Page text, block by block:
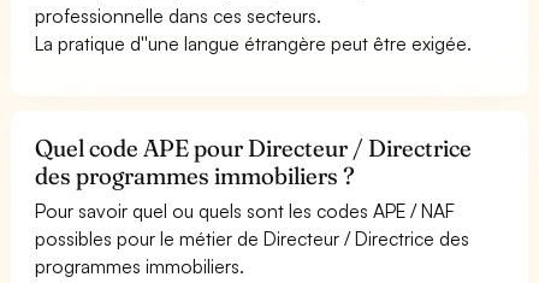
professionnelle dans ces secteurs.
La pratique d''une langue étrangère peut être exigée.
Quel code APE pour Directeur / Directrice
des programmes immobiliers ?
Pour savoir quel ou quels sont les codes APE / NAF
possibles pour le métier de Directeur / Directrice des
programmes immobiliers.